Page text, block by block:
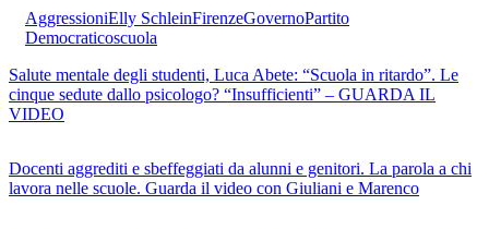
AggressioniElly SchleinFirenzeGovernoPartito
Democraticoscuola
Salute mentale degli studenti, Luca Abete: “Scuola in ritardo”. Le
cinque sedute dallo psicologo? “Insufficienti” – GUARDA IL
VIDEO
Docenti aggrediti e sbeffeggiati da alunni e genitori. La parola a chi
lavora nelle scuole. Guarda il video con Giuliani e Marenco